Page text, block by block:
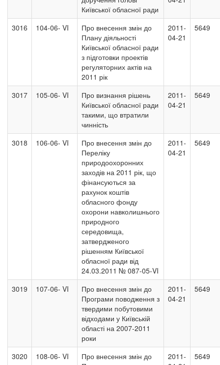
Київської обласної ради
3016 104-06- VI
Про внесення змін до
Плану діяльності
Київської обласної ради
з підготовки проектів
регуляторних актів на
2011 рік
2011-
04-21
5649
3017 105-06- VI
Про визнання рішень
Київської обласної ради
такими, що втратили
чинність
2011-
04-21
5649
3018 106-06- VI
Про внесення змін до
Переліку
природоохоронних
заходів на 2011 рік, що
фінансуються за
рахунок коштів
обласного фонду
охорони навколишнього
природного
середовища,
затвердженого
рішенням Київської
обласної ради від
24.03.2011 № 087-05-VI
2011-
04-21
5649
3019 107-06- VI
Про внесення змін до
Програми поводження з
твердими побутовими
відходами у Київській
області на 2007-2011
роки
2011-
04-21
5649
3020 108-06- VI
Про внесення змін до
2011-
5649